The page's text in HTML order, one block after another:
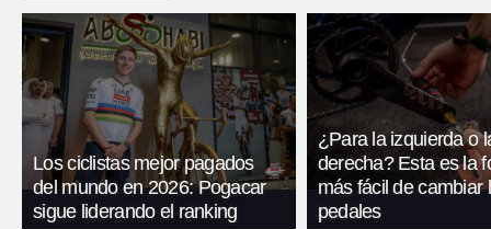
Los ciclistas mejor pagados
del mundo en 2026: Pogacar
sigue liderando el ranking
¿Para la izquierda o
derecha? Esta es la
más fácil de cambiar
pedales